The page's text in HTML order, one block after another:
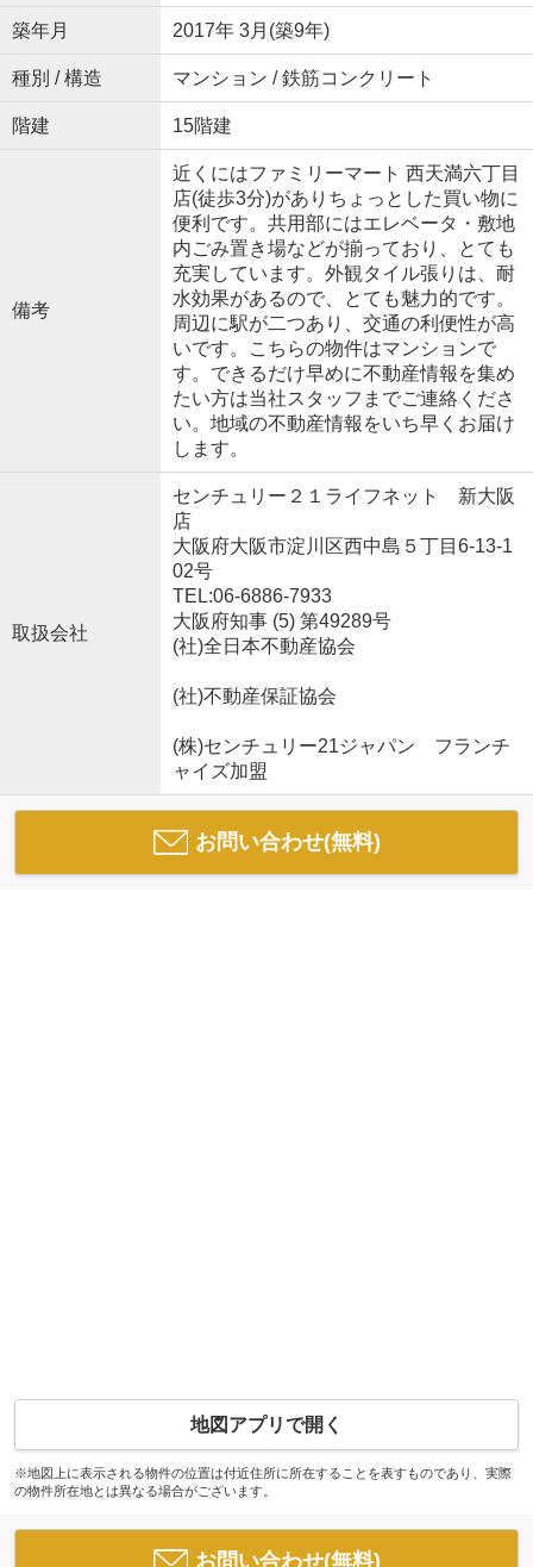
築年月 2017年 3月(築9年)
種別 / 構造 マンション / 鉄筋コンクリート
階建 15階建
備考
近くにはファミリーマート 西天満六丁目
店(徒歩3分)がありちょっとした買い物に
便利です。共用部にはエレベータ・敷地
内ごみ置き場などが揃っており、とても
充実しています。外観タイル張りは、耐
水効果があるので、とても魅力的です。
周辺に駅が二つあり、交通の利便性が高
いです。こちらの物件はマンションで
す。できるだけ早めに不動産情報を集め
たい方は当社スタッフまでご連絡くださ
い。地域の不動産情報をいち早くお届け
します。
取扱会社
センチュリー２１ライフネット 新大阪
店
大阪府大阪市淀川区西中島５丁目6-13-1
02号
TEL:06-6886-7933
大阪府知事 (5) 第49289号
(社)全日本不動産協会
(社)不動産保証協会
(株)センチュリー21ジャパン フランチ
ャイズ加盟
お問い合わせ(無料)
地図アプリで開く
※地図上に表示される物件の位置は付近住所に所在することを表すものであり、実際
の物件所在地とは異なる場合がございます。
お問い合わせ(無料)